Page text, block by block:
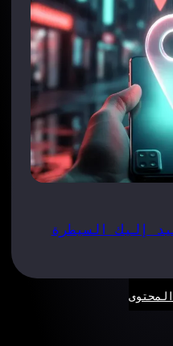
17 يعيد إليك السيطرة